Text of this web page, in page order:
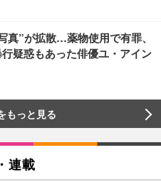
真”が拡散…薬物使用で有罪、
疑惑もあった俳優ユ・アイン
もっと見る
連載